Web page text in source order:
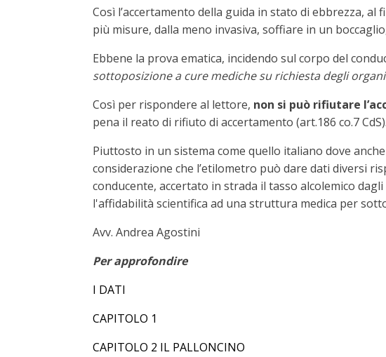
Così l’accertamento della guida in stato di ebbrezza,
più misure, dalla meno invasiva, soffiare in un
Ebbene la prova ematica, incidendo sul corpo del
sottoposizione a cure mediche su richiesta degli
Così per rispondere al lettore, non si può rifiutare
pena il reato di rifiuto di accertamento (art.186 co.7 CdS).
Piuttosto in un sistema come quello italiano dove
considerazione che l’etilometro può dare dati diversi
conducente, accertato in strada il tasso alcolemico
l'affidabilità scientifica ad una struttura medica per
Avv. Andrea Agostini
Per approfondire
I DATI
CAPITOLO 1
CAPITOLO 2 IL PALLONCINO